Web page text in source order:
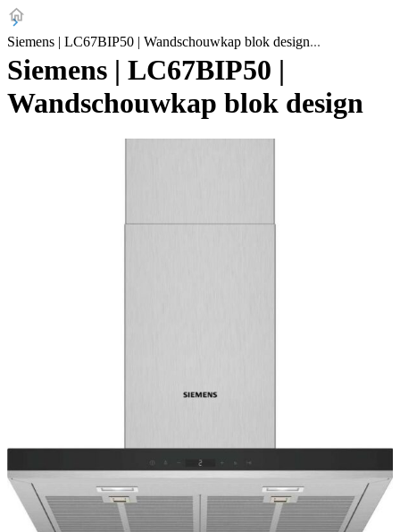
Siemens | LC67BIP50 | Wandschouwkap blok design
Siemens | LC67BIP50 |
Wandschouwkap blok design